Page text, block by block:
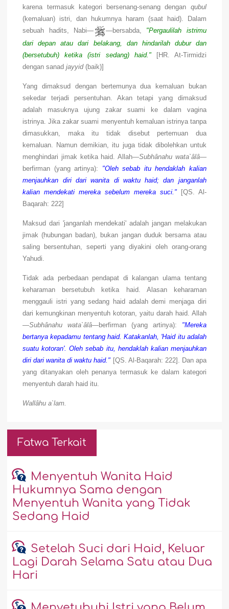
karena termasuk kategori bersenang-senang dengan qubul
(kemaluan) istri, dan hukumnya haram (saat haid). Dalam
sebuah hadits, Nabi—
—bersabda, "Pergaulilah istrimu
dari depan atau dari belakang, dan hindarilah dubur dan
(bersetubuh) ketika (istri sedang) haid." [HR. At-Tirmidzi
dengan sanadjayyid(baik)]
Yang dimaksud dengan bertemunya dua kemaluan bukan
sekedar terjadi persentuhan. Akan tetapi yang dimaksud
adalah masuknya ujung zakar suami ke dalam vagina
istrinya. Jika zakar suami menyentuh kemaluan istrinya tanpa
dimasukkan, maka itu tidak disebut pertemuan dua
kemaluan. Namun demikian, itu juga tidak dibolehkan untuk
menghindari jimak ketika haid. Allah—Subhânahu wata`âlâ—
berfirman (yang artinya): "Oleh sebab itu hendaklah kalian
menjauhkan diri dari wanita di waktu haid; dan janganlah
kalian mendekati mereka sebelum mereka suci."[QS. Al-
Baqarah: 222]
Maksud dari 'janganlah mendekati' adalah jangan melakukan
jimak (hubungan badan), bukan jangan duduk bersama atau
saling bersentuhan, seperti yang diyakini oleh orang-orang
Yahudi.
Tidak ada perbedaan pendapat di kalangan ulama tentang
keharaman bersetubuh ketika haid. Alasan keharaman
menggauli istri yang sedang haid adalah demi menjaga diri
dari kemungkinan menyentuh kotoran, yaitu darah haid. Allah
—Subhânahu wata`âlâ—berfirman (yang artinya): "Mereka
bertanya kepadamu tentang haid. Katakanlah, 'Haid itu adalah
suatu kotoran'. Oleh sebab itu, hendaklah kalian menjauhkan
diri dari wanita di waktu haid." [QS. Al-Baqarah: 222]. Dan apa
yang ditanyakan oleh penanya termasuk ke dalam kategori
menyentuh darah haid itu.
Wallâhu a`lam.
Fatwa Terkait
Menyentuh Wanita Haid
Hukumnya Sama dengan
Menyentuh Wanita yang Tidak
Sedang Haid
Setelah Suci dari Haid, Keluar
Lagi Darah Selama Satu atau Dua
Hari